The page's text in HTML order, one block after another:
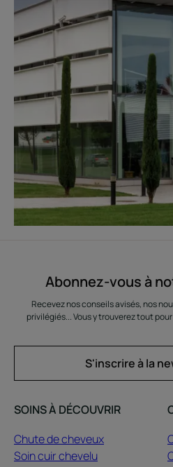
Abonnez-vous à
Recevez nos conseils avisés, nos
privilégiés... Vous y trouverez tout
S'inscrire à la
SOINS À DÉCOUVRIR
Chute de cheveux
Soin cuir chevelu